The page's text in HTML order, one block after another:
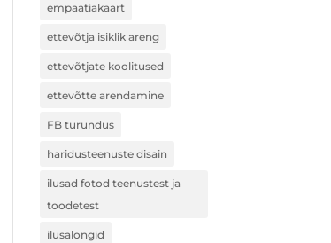
empaatiakaart
ettevõtja isiklik areng
ettevõtjate koolitused
ettevõtte arendamine
FB turundus
haridusteenuste disain
ilusad fotod teenustest ja
toodetest
ilusalongid